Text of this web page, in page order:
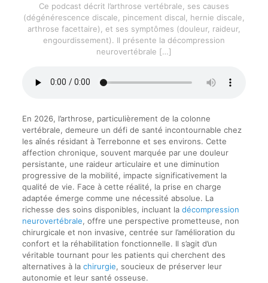
Ce podcast décrit l’arthrose vertébrale, ses causes
(dégénérescence discale, pincement discal, hernie discale,
arthrose facettaire), et ses symptômes (douleur, raideur,
engourdissement). Il présente la décompression
neurovertébrale […]
En 2026, l’arthrose, particulièrement de la colonne
vertébrale, demeure un défi de santé incontournable chez
les aînés résidant à Terrebonne et ses environs. Cette
affection chronique, souvent marquée par une douleur
persistante, une raideur articulaire et une diminution
progressive de la mobilité, impacte significativement la
qualité de vie. Face à cette réalité, la prise en charge
adaptée émerge comme une nécessité absolue. La
richesse des soins disponibles, incluant la décompression
neurovertébrale, offre une perspective prometteuse, non
chirurgicale et non invasive, centrée sur l’amélioration du
confort et la réhabilitation fonctionnelle. Il s’agit d’un
véritable tournant pour les patients qui cherchent des
alternatives à la chirurgie, soucieux de préserver leur
autonomie et leur santé osseuse.